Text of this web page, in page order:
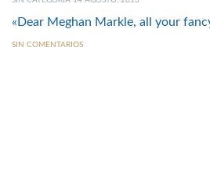
«Dear Meghan Markle, all your
SIN COMENTARIOS